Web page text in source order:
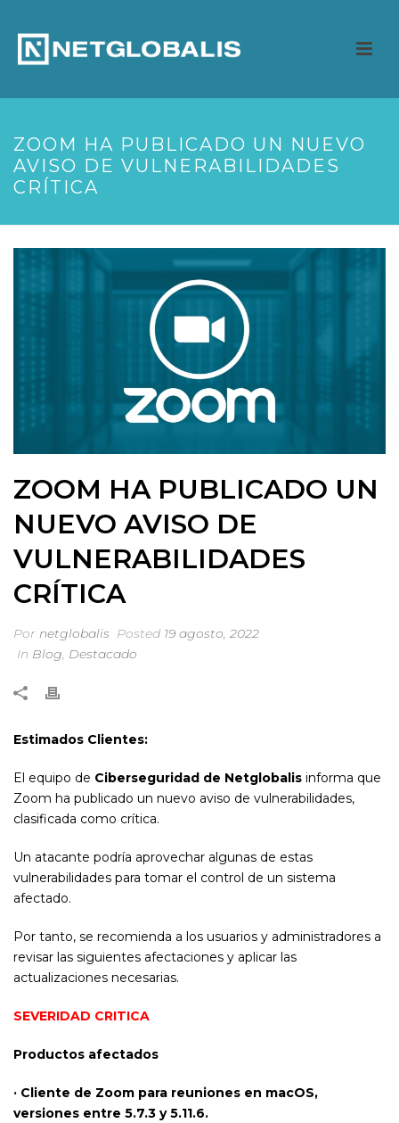
ZOOM HA PUBLICADO UN NUEVO
AVISO DE VULNERABILIDADES
CRÍTICA
ZOOM HA PUBLICADO UN
NUEVO AVISO DE
VULNERABILIDADES
CRÍTICA
Por netglobalis Posted 19 agosto, 2022
In Blog, Destacado
Estimados Clientes:
El equipo de Ciberseguridad de Netglobalis informa que
Zoom ha publicado un nuevo aviso de vulnerabilidades,
clasificada como crítica.
Un atacante podría aprovechar algunas de estas
vulnerabilidades para tomar el control de un sistema
afectado.
Por tanto, se recomienda a los usuarios y administradores a
revisar las siguientes afectaciones y aplicar las
actualizaciones necesarias.
SEVERIDAD CRITICA
Productos afectados
· Cliente de Zoom para reuniones en macOS,
versiones entre 5.7.3 y 5.11.6.